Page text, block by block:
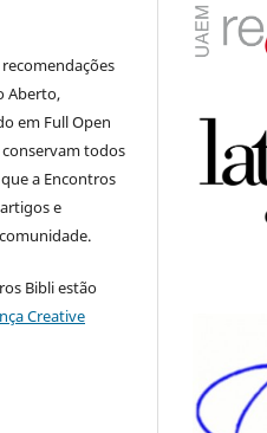
Aberto,
em Full Open
conservam todos
a Encontros
e
Bibli estão
Creative